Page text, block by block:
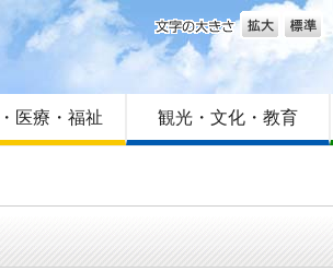
の方へ
プ
文字の大きさ
医療・福祉 観光・文化・教育